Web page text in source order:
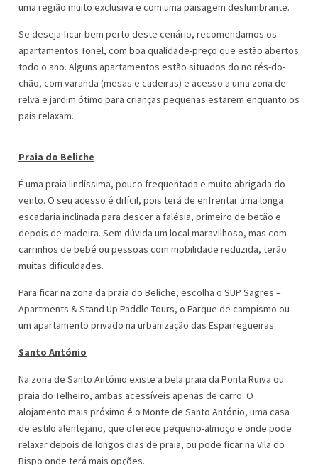
uma região muito exclusiva e com uma paisagem deslumbrante.
Se deseja ficar bem perto deste cenário, recomendamos os
apartamentos Tonel, com boa qualidade-preço que estão abertos
todo o ano. Alguns apartamentos estão situados do no rés-do-
chão, com varanda (mesas e cadeiras) e acesso a uma zona de
relva e jardim ótimo para crianças pequenas estarem enquanto os
pais relaxam.
Praia do Beliche
É uma praia lindíssima, pouco frequentada e muito abrigada do
vento. O seu acesso é difícil, pois terá de enfrentar uma longa
escadaria inclinada para descer a falésia, primeiro de betão e
depois de madeira. Sem dúvida um local maravilhoso, mas com
carrinhos de bebé ou pessoas com mobilidade reduzida, terão
muitas dificuldades.
Para ficar na zona da praia do Beliche, escolha o SUP Sagres –
Apartments & Stand Up Paddle Tours, o Parque de campismo ou
um apartamento privado na urbanização das Esparregueiras.
Santo António
Na zona de Santo António existe a bela praia da Ponta Ruiva ou
praia do Telheiro, ambas acessíveis apenas de carro. O
alojamento mais próximo é o Monte de Santo António, uma casa
de estilo alentejano, que oferece pequeno-almoço e onde pode
relaxar depois de longos dias de praia, ou pode ficar na Vila do
Bispo onde terá mais opções.